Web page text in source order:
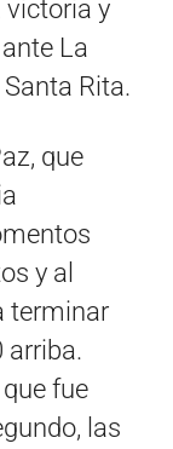
victoria y
La
Rita.
que
y al
terminar
arriba.
fue
las